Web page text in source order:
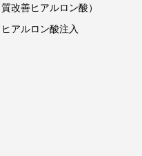
質改善ヒアルロン酸）
ヒアルロン酸注入